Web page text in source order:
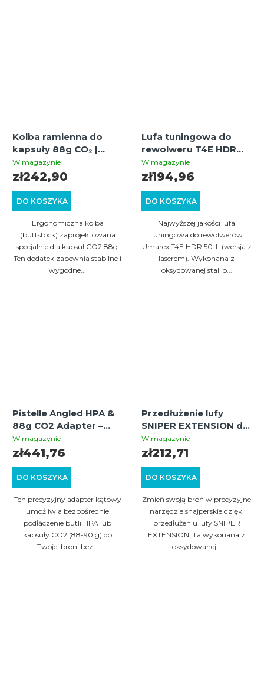
Kolba ramienna do
kapsuły 88g CO₂ |
Buttstock dla
maksymalnej
W magazynie
DO KOSZYKA
zł242,90
Ergonomiczna kolba
(buttstock) zaprojektowana
specjalnie dla kapsuł CO2 88g.
Ten dodatek zapewnia stabilne i
wygodne...
Lufa tuningowa do
rewolweru T4E HDR
50-L | Stalowa z
gwintem
W magazynie
DO KOSZYKA
zł194,96
Najwyższej jakości lufa
tuningowa do rewolwerów
Umarex T4E HDR 50-L (wersja z
laserem). Wykonana z
oksydowanej stali o...
Pistelle Angled HPA &
88g CO2 Adapter –
adapter kątowy do
butli HPA i kapsuł 88g
W magazynie
DO KOSZYKA
zł441,76
Ten precyzyjny adapter kątowy
umożliwia bezpośrednie
podłączenie butli HPA lub
kapsuły CO2 (88-90 g) do
Twojej broni bez...
Przedłużenie lufy
SNIPER EXTENSION do
broni Umarex T4E
cal.50 GEN1 GEN2 –
gwint 15x1, długość 20
cm
W magazynie
DO KOSZYKA
zł212,71
Zmień swoją broń w precyzyjne
narzędzie snajperskie dzięki
przedłużeniu lufy SNIPER
EXTENSION. Ta wykonana z
oksydowanej...